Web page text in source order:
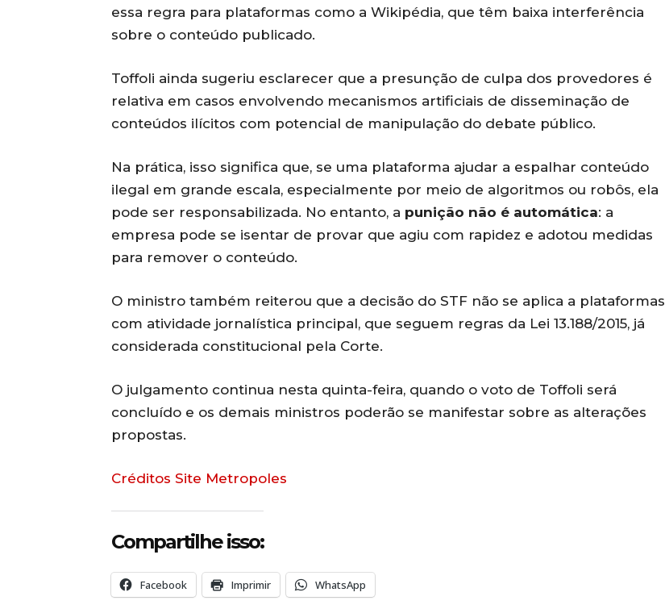
essa regra para plataformas como a Wikipédia, que têm baixa interferência
sobre o conteúdo publicado.
Toffoli ainda sugeriu esclarecer que a presunção de culpa dos provedores é
relativa em casos envolvendo mecanismos artificiais de disseminação de
conteúdos ilícitos com potencial de manipulação do debate público.
Na prática, isso significa que, se uma plataforma ajudar a espalhar conteúdo
ilegal em grande escala, especialmente por meio de algoritmos ou robôs, ela
pode ser responsabilizada. No entanto, a punição não é automática: a
empresa pode se isentar de provar que agiu com rapidez e adotou medidas
para remover o conteúdo.
O ministro também reiterou que a decisão do STF não se aplica a plataformas
com atividade jornalística principal, que seguem regras da Lei 13.188/2015, já
considerada constitucional pela Corte.
O julgamento continua nesta quinta-feira, quando o voto de Toffoli será
concluído e os demais ministros poderão se manifestar sobre as alterações
propostas.
Créditos Site Metropoles
Compartilhe isso:
Facebook Imprimir WhatsApp